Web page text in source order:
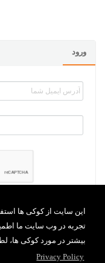
این سایت از کوکی ها
تجربه در وب سایت ما
بیشتر در مورد کوکی ها،
Privacy Policy
ورود